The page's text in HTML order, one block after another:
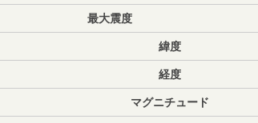
最大震度
緯度
経度
マグニチュード